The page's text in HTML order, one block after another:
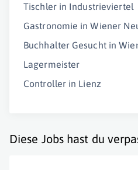
Tischler in Industrieviertel
Gastronomie in Wiener
Buchhalter Gesucht in
Lagermeister
Controller in Lienz
Diese Jobs hast du